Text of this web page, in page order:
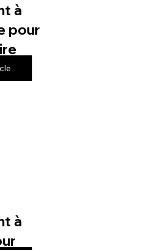
à
pour
à